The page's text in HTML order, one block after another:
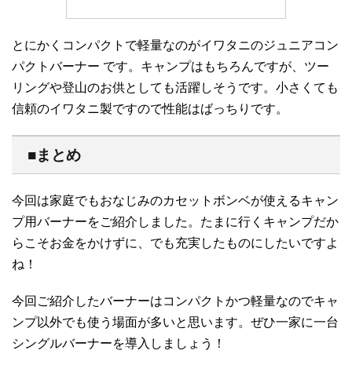
とにかくコンパクトで軽量なのがイワタニのジュニアコン
パクトバーナー です。キャンプはもちろんですが、ツー
リングや登山のお供としても活躍しそうです。小さくても
信頼のイワタニ製ですので性能はばっちりです。
■まとめ
今回は家庭でもおなじみのカセットボンベが使えるキャン
プ用バーナーをご紹介しました。たまに行くキャンプだか
らこそお金をかけずに、でも充実したものにしたいですよ
ね！
今回ご紹介したバーナーはコンパクトかつ軽量なのでキャ
ンプ以外でも使う場面が多いと思います。ぜひ一家に一台
シングルバーナーを導入しましょう！